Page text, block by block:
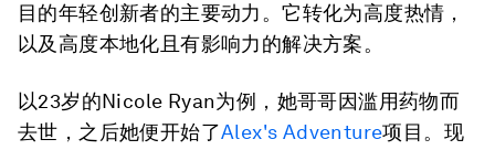
目的年轻创新者的主要动力。它转化为高度热情，
以及高度本地化且有影响力的解决方案。
以23岁的Nicole Ryan为例，她哥哥因滥用药物而
去世，之后她便开始了Alex's Adventure项目。现